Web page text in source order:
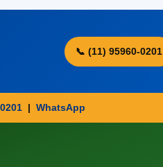
📞 (11) 95960-0201
| WhatsApp